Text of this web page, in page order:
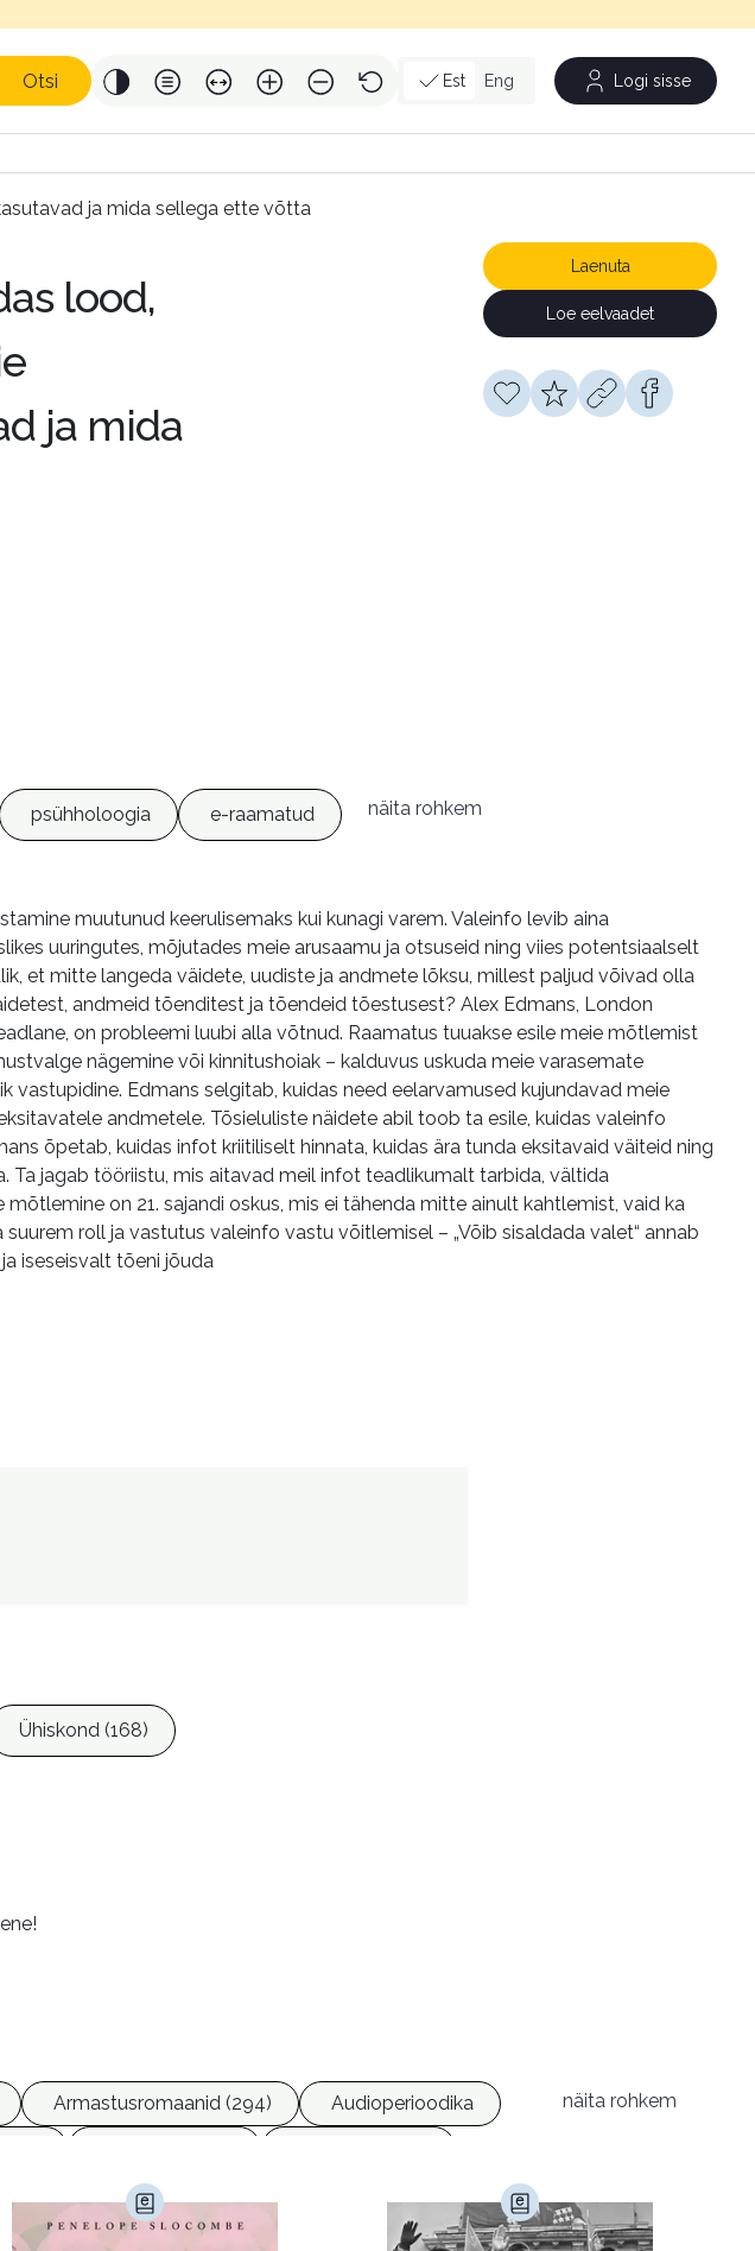
Otsi Est Eng Logi sisse
ja mida sellega ette võtta
lood,
ja mida
Laenuta
Loe eelvaadet
psühholoogia e-raamatud näita rohkem
muutunud keerulisemaks kui kunagi varem. Valeinfo levib aina
uuringutes, mõjutades meie arusaamu ja otsuseid ning viies potentsiaalselt
et mitte langeda väidete, uudiste ja andmete lõksu, millest paljud võivad olla
andmeid tõenditest ja tõendeid tõestusest? Alex Edmans, London
on probleemi luubi alla võtnud. Raamatus tuuakse esile meie mõtlemist
nägemine või kinnitushoiak – kalduvus uskuda meie varasemate
Edmans selgitab, kuidas need eelarvamused kujundavad meie
andmetele. Tõsieluliste näidete abil toob ta esile, kuidas valeinfo
õpetab, kuidas infot kriitiliselt hinnata, kuidas ära tunda eksitavaid väiteid ning
Ta jagab tööriistu, mis aitavad meil infot teadlikumalt tarbida, vältida
on 21. sajandi oskus, mis ei tähenda mitte ainult kahtlemist, vaid ka
roll ja vastutus valeinfo vastu võitlemisel – „Võib sisaldada valet“ annab
iseseisvalt tõeni jõuda
Ühiskond (168)
Armastusromaanid (294)
Audioperioodika
Krimi ja põnevik (1286)
Loodusteadus (32)
näita rohkem